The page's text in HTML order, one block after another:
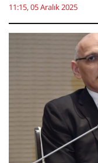
11:15, 05 Aralık 2025